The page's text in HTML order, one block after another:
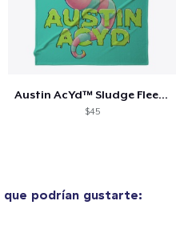
Austin AcYd™ Sludge Fleece Blanket
$45
que podrían gustarte: